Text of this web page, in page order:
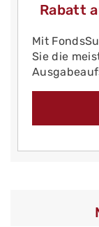
Rabatt
Mit
Sie die